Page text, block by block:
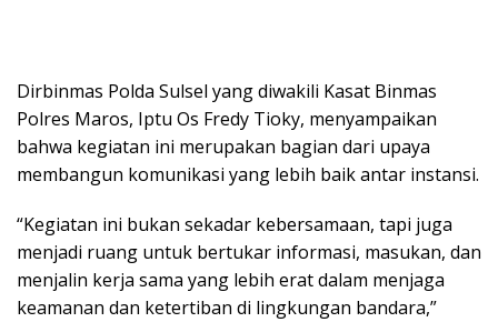
Dirbinmas Polda Sulsel yang diwakili Kasat Binmas
Polres Maros, Iptu Os Fredy Tioky, menyampaikan
bahwa kegiatan ini merupakan bagian dari upaya
membangun komunikasi yang lebih baik antar instansi.
“Kegiatan ini bukan sekadar kebersamaan, tapi juga
menjadi ruang untuk bertukar informasi, masukan, dan
menjalin kerja sama yang lebih erat dalam menjaga
keamanan dan ketertiban di lingkungan bandara,”